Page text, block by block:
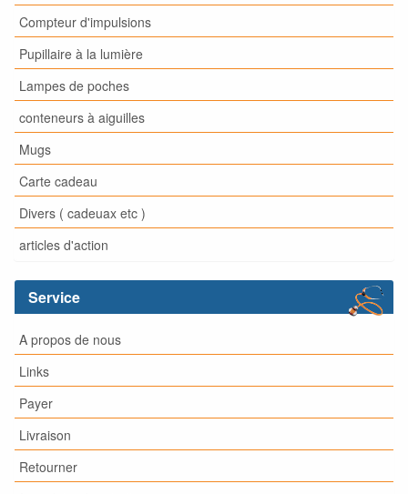
Compteur d'impulsions
Pupillaire à la lumière
Lampes de poches
conteneurs à aiguilles
Mugs
Carte cadeau
Divers ( cadeuax etc )
articles d'action
Service
A propos de nous
Links
Payer
Livraison
Retourner